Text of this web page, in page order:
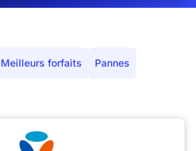
Meilleurs forfaits Pannes